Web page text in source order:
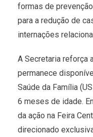
formas de
para a redução de
internações
A Secretaria reforça
permanece
Saúde da Família
6 meses de idade.
da ação na Feira
direcionado